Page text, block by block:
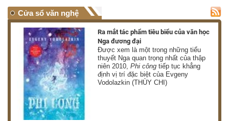
Cửa sổ văn nghệ
Ra mắt tác phẩm tiêu biểu của văn học
Nga đương đại
Được xem là một trong những tiểu
thuyết Nga quan trọng nhất của thập
niên 2010,Phi công tiếp tục khẳng
định vị trí đặc biệt của Evgeny
Vodolazkin (THÙY CHI)